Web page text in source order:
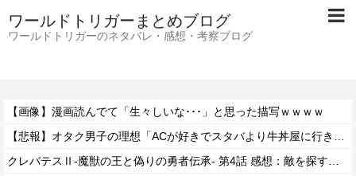
ワールドトリガーまとめブログ
ワールドトリガーのネタバレ・感想・考察ブログ
【画像】漫画読んでて「生々しいな･･･」と思った描写ｗｗｗｗ